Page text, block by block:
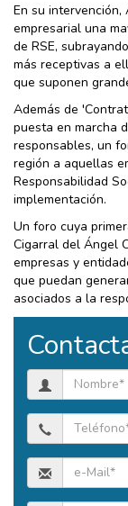
En su
empresarial una
de RSE,
más receptivas a
que suponen
Además de
puesta en marcha
responsables, un
región a aquellas
Responsabilidad
implementación.
Un foro cuya
Cigarral del Ángel
empresas y
que puedan
asociados a la